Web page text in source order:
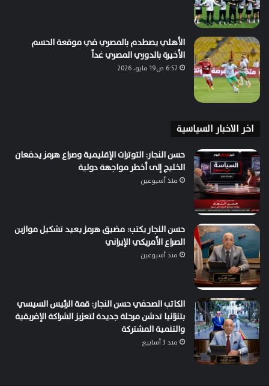
الأهلي يصطدم بالمصري في موقعة الحسم
الأخيرة بالدوري المصري غداً
6:57 ص19 مايو، 2026
اخر الاخبار السياسية
حسن النجار: التوترات الإقليمية وصراع هرمز يدفعان
الخليج إلى أخطر مواجهة دولية
منذ أسبوعين
حسن النجار يكتب: مضيق هرمز يعيد تشكيل موازين
الصراع الأمريكي الإيراني
منذ أسبوعين
الكاتب الصحفي حسن النجار: قمة الرئيس السيسي
بتنزانيا تدشن مرحلة جديدة لتعزيز الشراكة الإفريقية
والتنمية المشتركة
منذ 3 أسابيع